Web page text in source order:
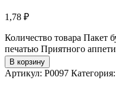
1,78 ₽
Количество товара
печатью Приятного
В корзину
Артикул: P0097 Категория: